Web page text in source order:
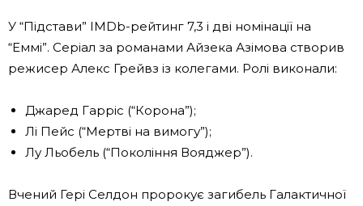
У “Підстави” IMDb-рейтинг 7,3 і дві номінації на
“Еммі”. Серіал за романами Айзека Азімова створив
режисер Алекс Грейвз із колегами. Ролі виконали:
Джаред Гарріс (“Корона”);
Лі Пейс (“Мертві на вимогу”);
Лу Льобель (“Покоління Вояджер”).
Вчений Гері Селдон пророкує загибель Галактичної